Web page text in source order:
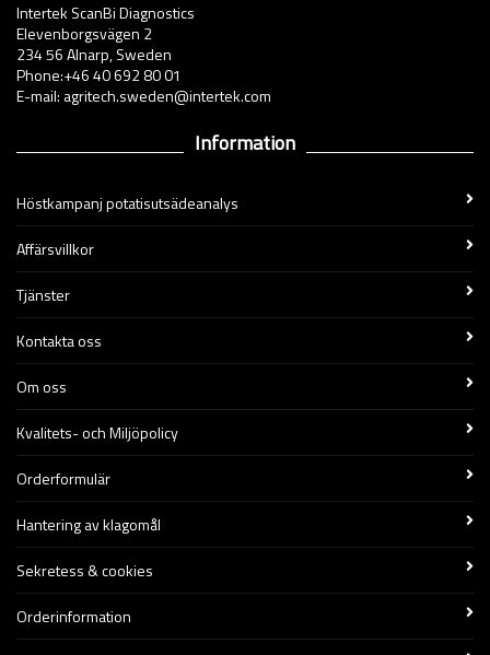
Intertek ScanBi Diagnostics
Elevenborgsvägen 2
234 56 Alnarp, Sweden
Phone:+46 40 692 80 01
E-mail: agritech.sweden@intertek.com
Information
Höstkampanj potatisutsädeanalys
Affärsvillkor
Tjänster
Kontakta oss
Om oss
Kvalitets- och Miljöpolicy
Orderformulär
Hantering av klagomål
Sekretess & cookies
Orderinformation